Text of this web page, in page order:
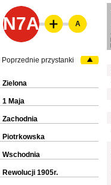
N7A A
Poprzednie przystanki
Zielona
1 Maja
Zachodnia
Piotrkowska
Wschodnia
Rewolucji 1905r.